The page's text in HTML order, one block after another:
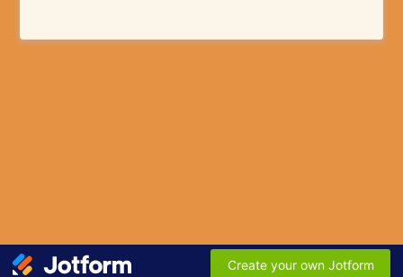
Create your own Jotform